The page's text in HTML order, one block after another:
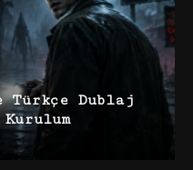
Türkçe Dublaj